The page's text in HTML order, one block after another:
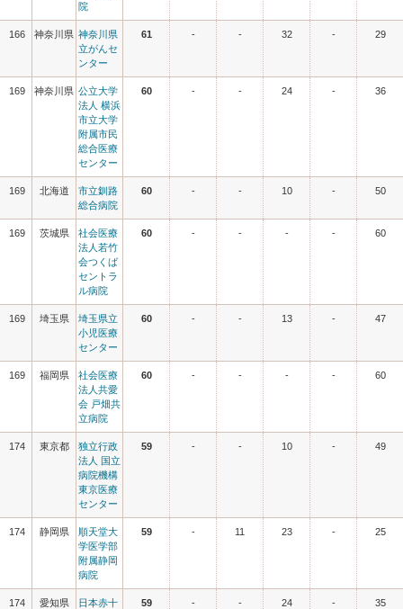
院
166 神奈川県 神奈川県
立がんセ
ンター
61 - - 32 - 29
169 神奈川県 公立大学
法人 横浜
市立大学
附属市民
総合医療
センター
60 - - 24 - 36
169 北海道
市立釧路
総合病院
60 - - 10 - 50
169 茨城県
社会医療
法人若竹
会つくば
セントラ
ル病院
60 - - - - 60
169 埼玉県
埼玉県立
小児医療
センター
60 - - 13 - 47
169 福岡県
社会医療
法人共愛
会 戸畑共
立病院
60 - - - - 60
174 東京都
独立行政
法人 国立
病院機構
東京医療
センター
59 - - 10 - 49
174 静岡県
順天堂大
学医学部
附属静岡
病院
59 - 11 23 - 25
174 愛知県
日本赤十
59 - - 24 - 35